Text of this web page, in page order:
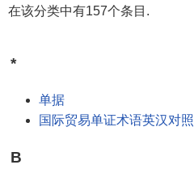
在该分类中有157个条目.
*
单据
国际贸易单证术语英汉对照
B